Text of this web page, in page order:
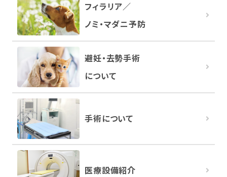
フィラリア／
ノミ・マダニ予防
避妊・去勢手術
について
手術について
医療設備紹介